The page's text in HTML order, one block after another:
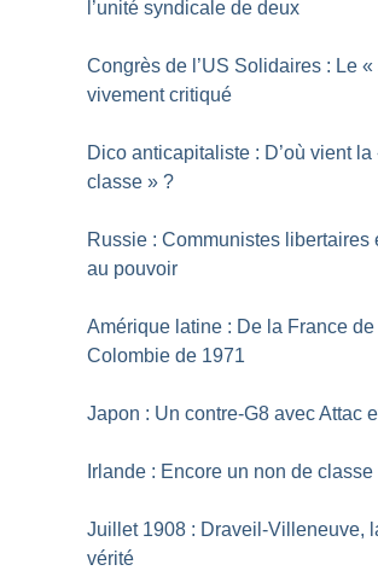
l’unité syndicale de deux
Congrès de l’US Solidaires : Le «
vivement critiqué
Dico anticapitaliste : D’où vient la
classe » ?
Russie : Communistes libertaires
au pouvoir
Amérique latine : De la France
Colombie de 1971
Japon : Un contre-G8 avec Attac
Irlande : Encore un non de classe
Juillet 1908 : Draveil-Villeneuve,
vérité